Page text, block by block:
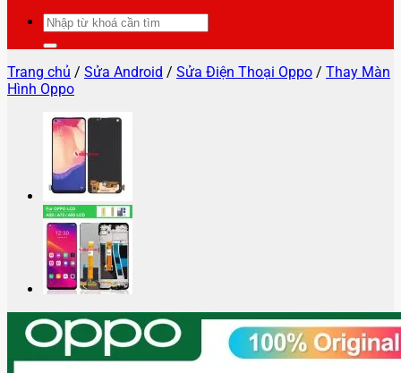
Tìm
kiếm:
Trang chủ / Sửa Android / Sửa Điện Thoại Oppo / Thay Màn
Hình Oppo